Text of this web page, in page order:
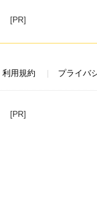
[PR]
利用規約 プライバ
[PR]